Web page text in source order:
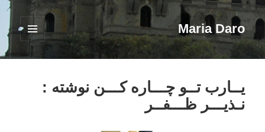
Maria Daro
فهرست
ابزارک‌ها
یــارب تــو چـــاره کـــن نوشته :
نـذیـــر ظـــفــر